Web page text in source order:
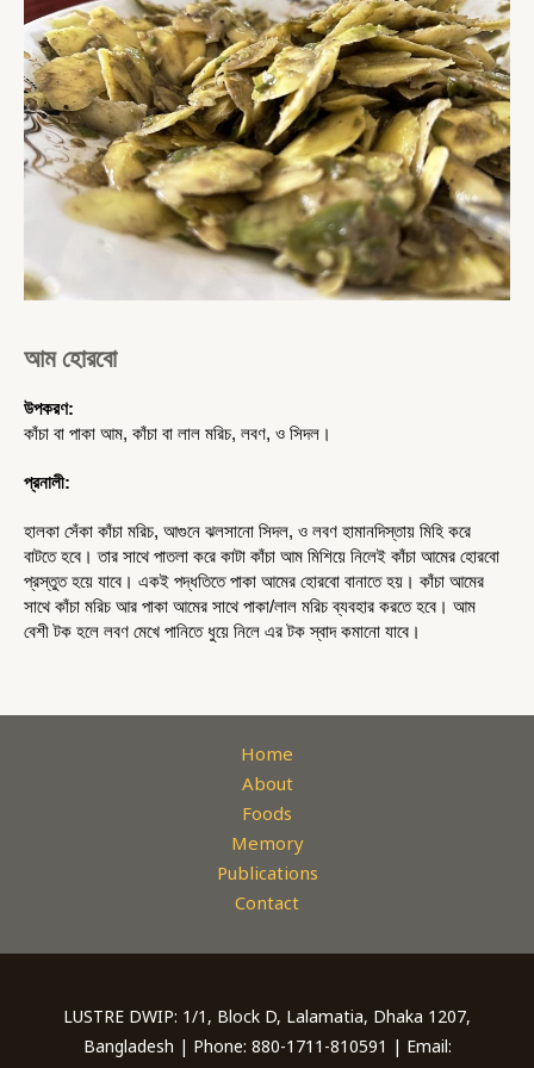
আম হোরবো
উপকরণ:
কাঁচা বা পাকা আম, কাঁচা বা লাল মরিচ, লবণ, ও সিদল।
প্রনালী:
হালকা সেঁকা কাঁচা মরিচ, আগুনে ঝলসানো সিদল, ও লবণ হামানদিস্তায় মিহি করে
বাটতে হবে। তার সাথে পাতলা করে কাটা কাঁচা আম মিশিয়ে নিলেই কাঁচা আমের হোরবো
প্রস্তুত হয়ে যাবে। একই পদ্ধতিতে পাকা আমের হোরবো বানাতে হয়। কাঁচা আমের
সাথে কাঁচা মরিচ আর পাকা আমের সাথে পাকা/লাল মরিচ ব্যবহার করতে হবে। আম
বেশী টক হলে লবণ মেখে পানিতে ধুয়ে নিলে এর টক স্বাদ কমানো যাবে।
Home
About
Foods
Memory
Publications
Contact
LUSTRE DWIP: 1/1, Block D, Lalamatia, Dhaka 1207,
Bangladesh | Phone: 880-1711-810591 | Email: